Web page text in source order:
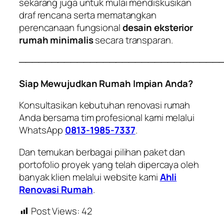
draf rencana serta mematangkan
perencanaan fungsionaldesain eksterior
rumah minimalissecara transparan.
Siap Mewujudkan Rumah Impian Anda?
Konsultasikan kebutuhan renovasi rumah
Anda bersama tim profesional kami melalui
WhatsApp 0813-1985-7337.
Dan temukan berbagai pilihan paket dan
portofolio proyek yang telah dipercaya oleh
banyak klien melalui website kamiAhli
Renovasi Rumah.
Post Views: 42